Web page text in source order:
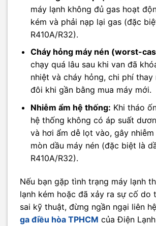
máy lạnh không đủ gas hoạt
kém và phải nạp lại gas (đặc
R410A/R32).
Cháy hỏng máy nén (worst-
chạy quá lâu sau khi van đã
nhiệt và cháy hỏng, chi phí
đôi khi gần bằng mua máy mới.
Nhiễm ẩm hệ thống: Khi tháo
hệ thống không có áp suất
và hơi ẩm dễ lọt vào, gây nhiễm
mòn dầu máy nén (đặc biệt là
R410A/R32).
Nếu bạn gặp tình trạng máy lạnh
lạnh kém hoặc đã xảy ra sự cố do
sai kỹ thuật, đừng ngần ngại liên
ga điều hòa TPHCM của Điện